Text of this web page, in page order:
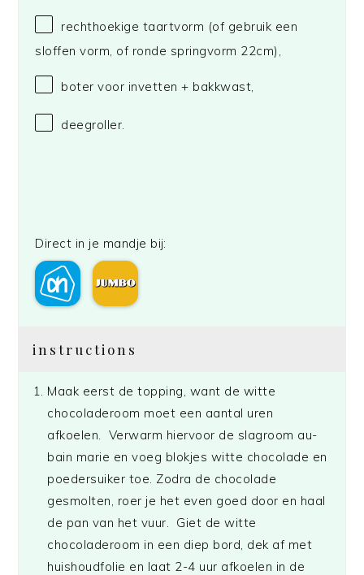
rechthoekige taartvorm (of gebruik een
sloffen vorm, of ronde springvorm 22cm),
boter voor invetten + bakkwast,
deegroller.
Direct in je mandje bij:
instructions
Maak eerst de topping, want de witte
chocoladeroom moet een aantal uren
afkoelen. Verwarm hiervoor de slagroom au-
bain marie en voeg blokjes witte chocolade en
poedersuiker toe. Zodra de chocolade
gesmolten, roer je het even goed door en haal
de pan van het vuur. Giet de witte
chocoladeroom in een diep bord, dek af met
huishoudfolie en laat 2-4 uur afkoelen in de